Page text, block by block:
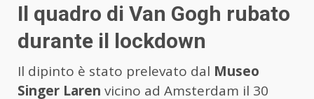
Il quadro di Van Gogh rubato
durante il lockdown
Il dipinto è stato prelevato dal Museo
Singer Laren vicino ad Amsterdam il 30